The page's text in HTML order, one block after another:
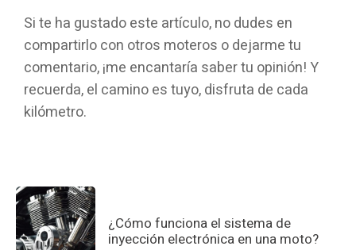
Si te ha gustado este artículo, no dudes en
compartirlo con otros moteros o dejarme tu
comentario, ¡me encantaría saber tu opinión! Y
recuerda, el camino es tuyo, disfruta de cada
kilómetro.
¿Cómo funciona el sistema de
inyección electrónica en una moto?